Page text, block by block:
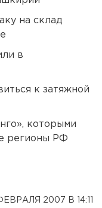
на склад
в
к затяжной
которыми
регионы РФ
2007 В 14:11